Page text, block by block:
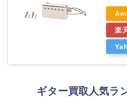
楽
ギター買取人気ラ